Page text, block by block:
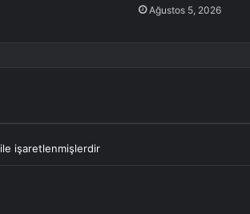
Ağustos 5, 2026
ile işaretlenmişlerdir